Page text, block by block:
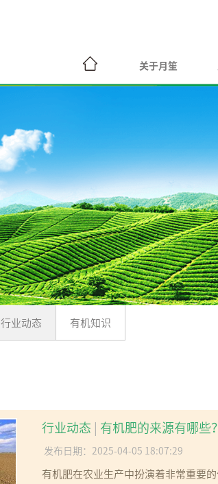
关于月笙
行业动态 有机知识
行业动态 | 有机肥的来源有哪些？
发布日期：2025-04-05 18:07:29
有机肥在农业生产中扮演着非常重要